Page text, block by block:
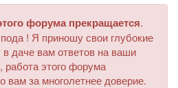
форума прекращается.
! Я приношу свои глубокие
в даче вам ответов на ваши
этого форума
вам за многолетнее доверие.